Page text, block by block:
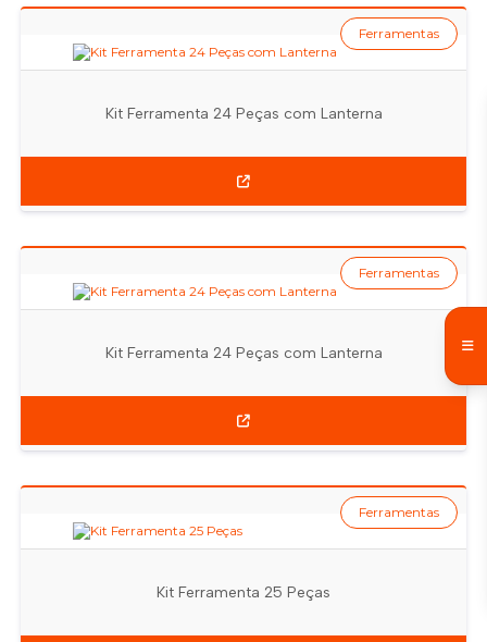
Kit Ferramenta 24 Peças com Lanterna
Ferramentas
Kit Ferramenta 24 Peças com Lanterna
Ferramentas
Kit Ferramenta 25 Peças
Ferramentas